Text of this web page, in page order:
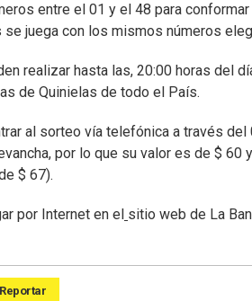
entre el 01 y el 48 para
se juega con los mismos números
realizar hasta las, 20:00 horas del
de Quinielas de todo el País.
al sorteo vía telefónica a través
por lo que su valor es de $
$ 67).
por Internet en el sitio web de La
Reportar